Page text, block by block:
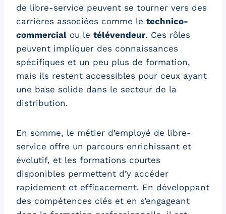
de libre-service peuvent se tourner vers des
carrières associées comme le technico-
commercial ou le télévendeur. Ces rôles
peuvent impliquer des connaissances
spécifiques et un peu plus de formation,
mais ils restent accessibles pour ceux ayant
une base solide dans le secteur de la
distribution.
En somme, le métier d’employé de libre-
service offre un parcours enrichissant et
évolutif, et les formations courtes
disponibles permettent d’y accéder
rapidement et efficacement. En développant
des compétences clés et en s’engageant